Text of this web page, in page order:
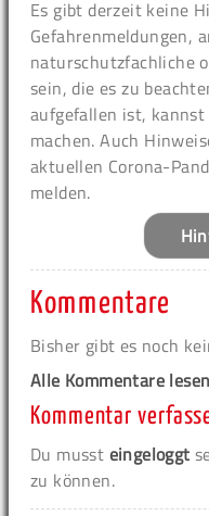
Es gibt derzeit keine
Gefahrenmeldungen,
naturschutzfachliche
sein, die es zu
aufgefallen ist,
machen. Auch
aktuellen Corona-
melden.
Kommentare
Bisher gibt es noch
Alle Kommentare lesen
Kommentar
Du musst eingeloggt
zu können.